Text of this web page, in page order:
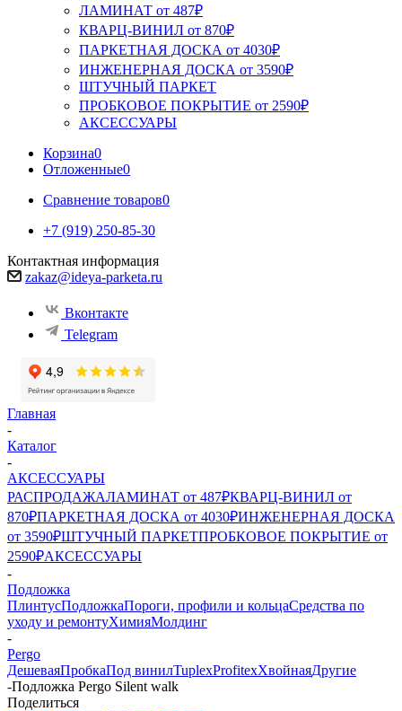
ЛАМИНАТ от 487₽
КВАРЦ-ВИНИЛ от 870₽
ПАРКЕТНАЯ ДОСКА от 4030₽
ИНЖЕНЕРНАЯ ДОСКА от 3590₽
ШТУЧНЫЙ ПАРКЕТ
ПРОБКОВОЕ ПОКРЫТИЕ от 2590₽
АКСЕССУАРЫ
Корзина0
Отложенные0
Сравнение товаров0
+7 (919) 250-85-30
Контактная информация
zakaz@ideya-parketa.ru
Вконтакте
Telegram
Главная
-
Каталог
-
АКСЕССУАРЫ
РАСПРОДАЖАЛАМИНАТ от 487₽КВАРЦ-ВИНИЛ от
870₽ПАРКЕТНАЯ ДОСКА от 4030₽ИНЖЕНЕРНАЯ ДОСКА
от 3590₽ШТУЧНЫЙ ПАРКЕТПРОБКОВОЕ ПОКРЫТИЕ от
2590₽АКСЕССУАРЫ
-
Подложка
ПлинтусПодложкаПороги, профили и кольцаСредства по
уходу и ремонтуХимияМолдинг
-
Pergo
ДешеваяПробкаПод винилTuplexProfitexХвойнаяДругие
-Подложка Pergo Silent walk
Поделиться